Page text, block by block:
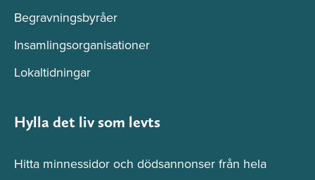
Begravningsbyråer
Insamlingsorganisationer
Lokaltidningar
Hylla det liv som levts
Hitta minnessidor och dödsannonser från hela